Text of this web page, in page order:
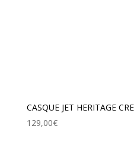
CASQUE JET HERITAGE
129,00€